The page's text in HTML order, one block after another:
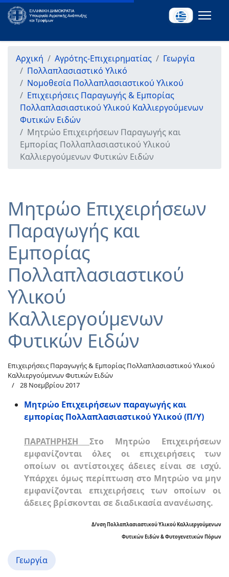
Αρχική Αγρότης-Επιχειρηματίας
Γεωργία
Πολλαπλασιαστικό Υλικό
Νομοθεσία Πολλαπλασιαστικού Υλικού
Επιχειρήσεις Παραγωγής & Εμπορίας
Πολλαπλασιαστικού Υλικού Καλλιεργούμενων
Φυτικών Ειδών
Μητρώο Επιχειρήσεων Παραγωγής και
Εμπορίας Πολλαπλασιαστικού Υλικού
Καλλιεργούμενων Φυτικών Ειδών
Μητρώο Επιχειρήσεων
Παραγωγής και
Εμπορίας
Πολλαπλασιαστικού
Υλικού
Καλλιεργούμενων
Φυτικών Ειδών
Επιχειρήσεις Παραγωγής & Εμπορίας Πολλαπλασιαστικού Υλικού
Καλλιεργούμενων Φυτικών Ειδών
28 Νοεμβρίου 2017
Μητρώο Επιχειρήσεων παραγωγής και
εμπορίας Πολλαπλασιαστικού Υλικού (Π/Υ)
ΠΑΡΑΤΗΡΗΣΗ Στο Μητρώο Επιχειρήσεων
εμφανίζονται όλες οι επιχειρήσεις των
οποίων οι αντίστοιχες άδειες είναι σε ισχύ.
Υπάρχει όμως περίπτωση στο Μητρώο να μην
εμφανίζονται επιχειρήσεις των οποίων οι
άδειες βρίσκονται σε διαδικασία ανανέωσης.
Δ/νση Πολλαπλασιαστικού Υλικού Καλλιεργούμενων
Φυτικών Ειδών & Φυτογενετικών Πόρων
Γεωργία